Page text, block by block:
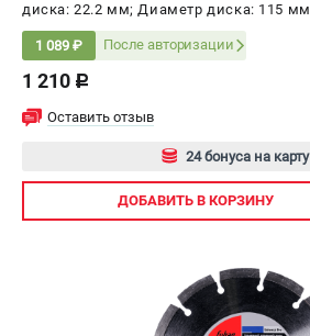
диска: 22.2 мм; Диаметр диска: 115 мм
1 089 ₽ После авторизации
1 210 c
Оставить отзыв
24 бонуса на карту
Авторизуйтесь
ДОБАВИТЬ В КОРЗИНУ